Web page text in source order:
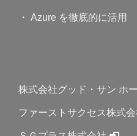
・ Azure を徹底的に活用
株式会社グッド・サン ホ
ファーストサクセス株式